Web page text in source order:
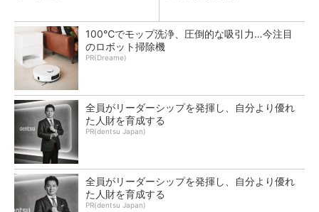
100℃でモップ洗浄、圧倒的な吸引力…今注目
のロボット掃除機
PR(Dreame)
全員がリーダーシップを発揮し、自分より優れ
た人財を育成する
PR(dentsu Japan)
全員がリーダーシップを発揮し、自分より優れ
た人財を育成する
PR(dentsu Japan)